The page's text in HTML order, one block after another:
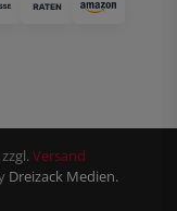
Versand
Dreizack Medien.